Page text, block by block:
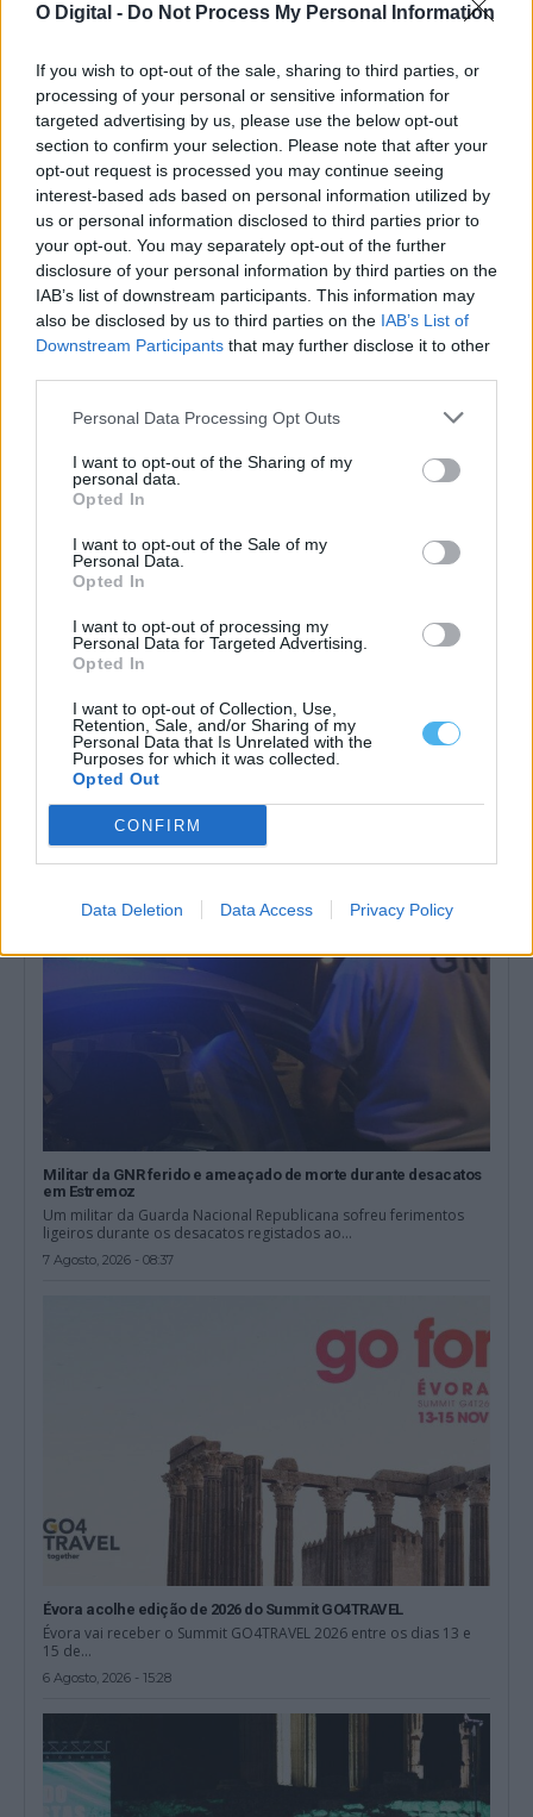
O Digital - Do Not Process My Personal Information
If you wish to opt-out of the sale, sharing to third parties, or
processing of your personal or sensitive information for
targeted advertising by us, please use the below opt-out
section to confirm your selection. Please note that after your
opt-out request is processed you may continue seeing
interest-based ads based on personal information utilized by
us or personal information disclosed to third parties prior to
your opt-out. You may separately opt-out of the further
disclosure of your personal information by third parties on the
IAB’s list of downstream participants. This information may
also be disclosed by us to third parties on the IAB’s List of
Downstream Participants that may further disclose it to other
Personal Data Processing Opt Outs
I want to opt-out of the Sharing of my
personal data.
Opted In
I want to opt-out of the Sale of my
Personal Data.
Opted In
I want to opt-out of processing my
Personal Data for Targeted Advertising.
Opted In
I want to opt-out of Collection, Use,
Retention, Sale, and/or Sharing of my
Personal Data that Is Unrelated with the
Purposes for which it was collected.
Opted Out
CONFIRM
Data Deletion Data Access Privacy Policy
Tribunal coloca em liberdade indivíduo que agrediu e ameaçou
de morte militar da GNR em Estremoz
coação de Termo...
PSP detém dois homens em Elvas por posse de armas proibidas
O Comando Distrital da PSP de Portalegre deteve dois homens,
7 Agosto, 2026 - 15:26
Militar da GNR ferido e ameaçado de morte durante desacatos
em Estremoz
Um militar da Guarda Nacional Republicana sofreu ferimentos
ligeiros durante os desacatos registados ao...
7 Agosto, 2026 - 08:37
Évora acolhe edição de 2026 do Summit GO4TRAVEL
Évora vai receber o Summit GO4TRAVEL 2026 entre os dias 13 e
15 de...
6 Agosto, 2026 - 15:28